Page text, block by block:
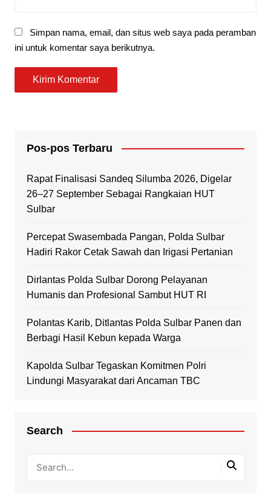
Simpan nama, email, dan situs web saya pada peramban
ini untuk komentar saya berikutnya.
Pos-pos Terbaru
Rapat Finalisasi Sandeq Silumba 2026, Digelar
26–27 September Sebagai Rangkaian HUT
Sulbar
Percepat Swasembada Pangan, Polda Sulbar
Hadiri Rakor Cetak Sawah dan Irigasi Pertanian
Dirlantas Polda Sulbar Dorong Pelayanan
Humanis dan Profesional Sambut HUT RI
Polantas Karib, Ditlantas Polda Sulbar Panen dan
Berbagi Hasil Kebun kepada Warga
Kapolda Sulbar Tegaskan Komitmen Polri
Lindungi Masyarakat dari Ancaman TBC
Search